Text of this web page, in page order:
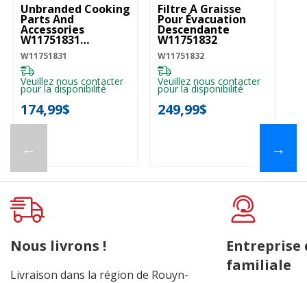
←
Unbranded Cooking
Parts And
Accessories
W11751831
W11751831
W11751831
Veuillez nous contacter
pour la disponibilité
174,99$
Filtre À Graisse
Pour Évacuation
Descendante
W11751832
W11751832
Veuillez nous contacter
pour la disponibilité
249,99$
→
Nous livrons !
Livraison dans la région de Rouyn-
Entreprise
familiale